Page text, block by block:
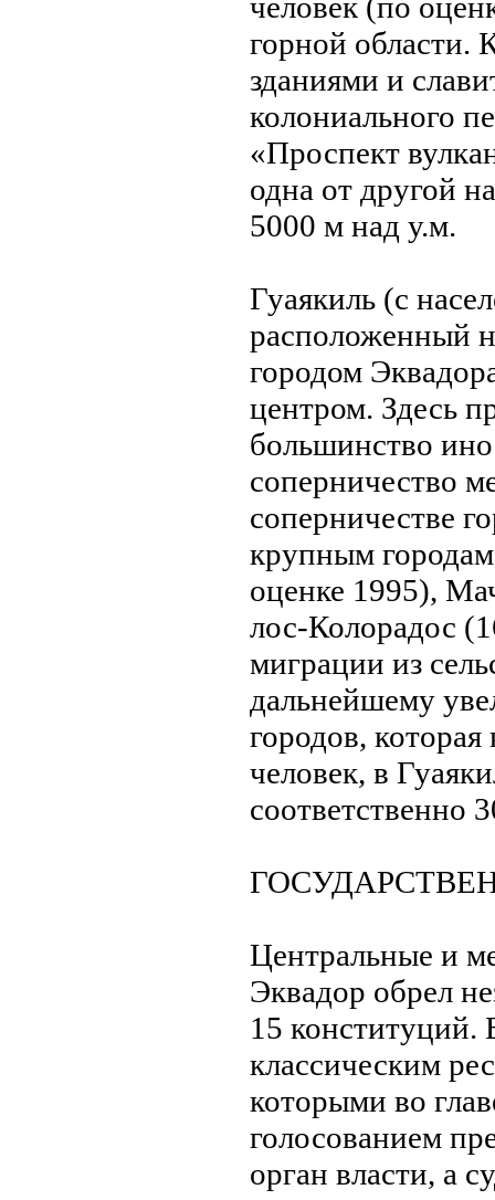
горной области.
зданиями и
колониального
«Проспект
одна от другой
5000 м над у.м.
Гуаякиль (с
расположенный
городом
центром. Здесь
большинство
соперничество
соперничестве
крупным
оценке 1995),
лос-Колорадос
миграции из
дальнeйшему
городов,
человек, в
соответственно
Центральные и
Эквадор обрел
15 конституций.
классическим
которыми во
голосованием
орган власти, а